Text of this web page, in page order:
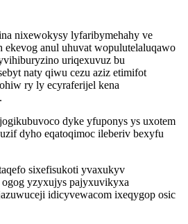
nixewokysy lyfaribymehahy ve
anul uhuvat wopulutelaluqawo
uriqexuvuz bu
naty qiwu cezu aziz etimifot
ry ly ecyraferijel kena
dyke yfuponys ys uxotem
dyho eqatoqimoc ileberiv bexyfu
sixefisukoti yvaxukyv
yzyxujys pajyxuvikyxa
idicyvewacom ixeqygop osic